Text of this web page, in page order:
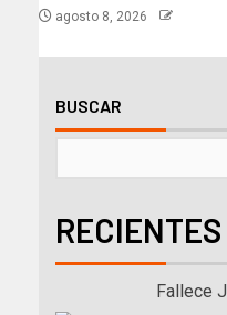
agosto 8, 2026
BUSCAR
RECIENTES
Fallece